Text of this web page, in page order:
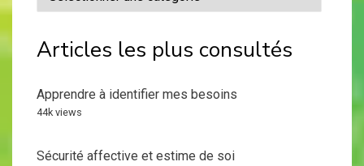
par
Articles les plus consultés
Apprendre à identifier mes besoins
44k views
Sécurité affective et estime de soi